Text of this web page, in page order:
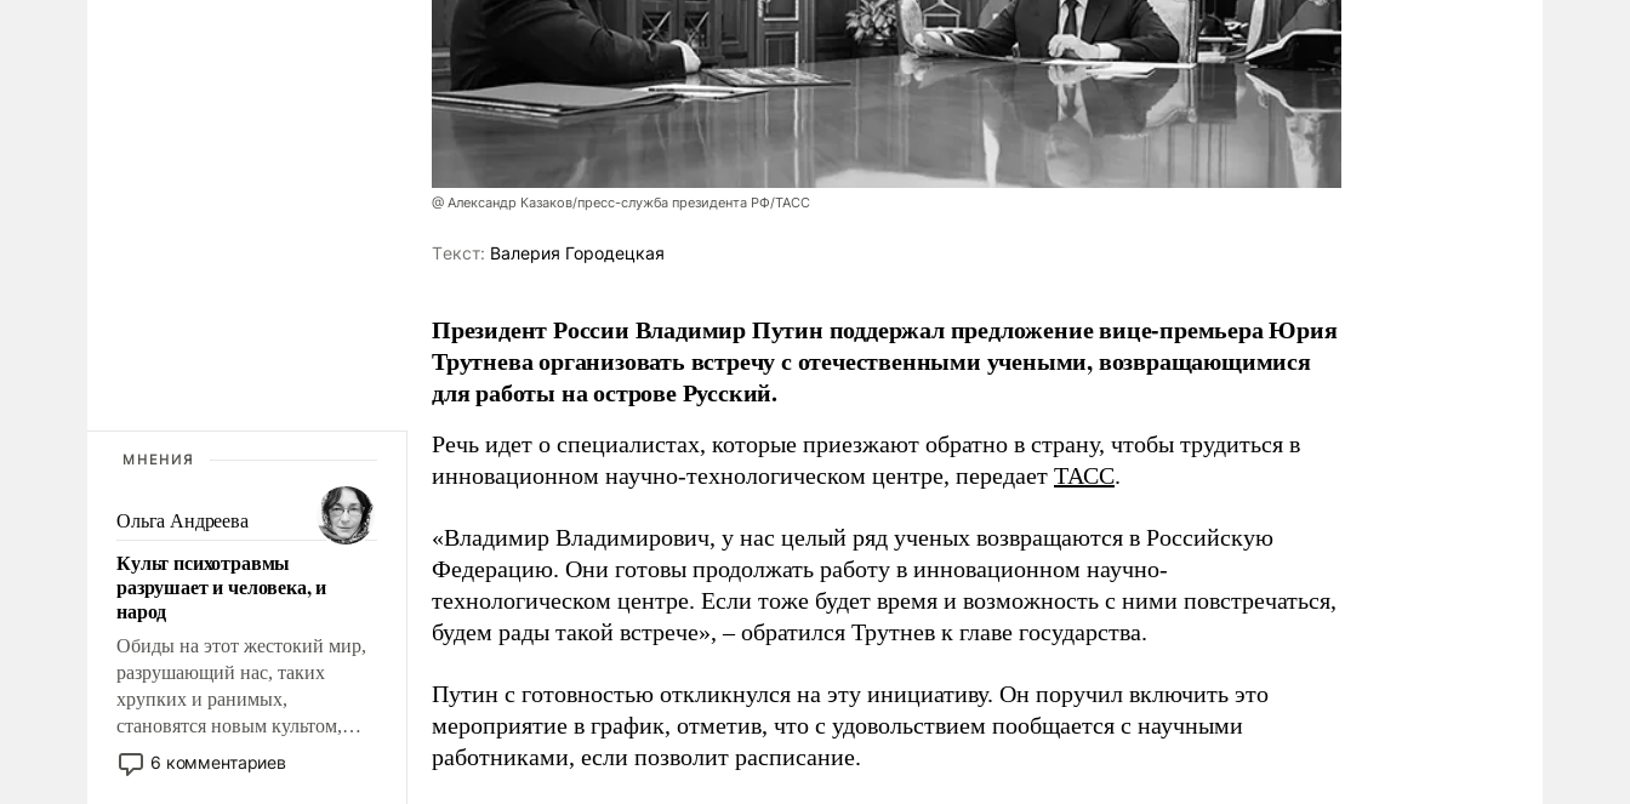
МНЕНИЯ
Ольга Андреева
Культ психотравмы
разрушает и человека, и
народ
Обиды на этот жестокий мир,
разрушающий нас, таких
хрупких и ранимых,
становятся новым культом,
постепенно вытесняя и
отменяя традиционное
6 комментариев
@ Александр Казаков/пресс-служба президента РФ/ТАСС
Tекст: Валерия Городецкая
Президент России Владимир Путин поддержал предложение вице-премьера Юрия
Трутнева организовать встречу с отечественными учеными, возвращающимися
для работы на острове Русский.
Речь идет о специалистах, которые приезжают обратно в страну, чтобы трудиться в
инновационном научно-технологическом центре, передает ТАСС.
«Владимир Владимирович, у нас целый ряд ученых возвращаются в Российскую
Федерацию. Они готовы продолжать работу в инновационном научно-
технологическом центре. Если тоже будет время и возможность с ними повстречаться,
будем рады такой встрече», – обратился Трутнев к главе государства.
Путин с готовностью откликнулся на эту инициативу. Он поручил включить это
мероприятие в график, отметив, что с удовольствием пообщается с научными
работниками, если позволит расписание.